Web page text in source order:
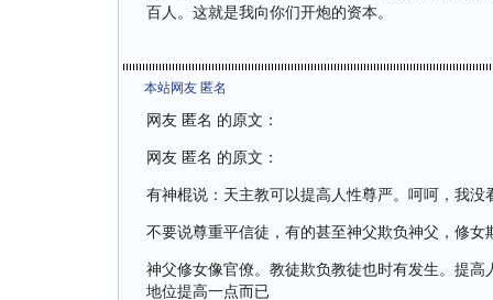
百人。这就是我向你们开炮的资本。
本站网友 匿名
网友 匿名 的原文：
网友 匿名 的原文：
有神棍说：天主教可以提高人性尊严。呵呵，我
不要说尊重平信徒，有的甚至神父欺负神父，修女
神父修女像官僚。教徒欺负教徒也时有发生。提
地位提高一点而已